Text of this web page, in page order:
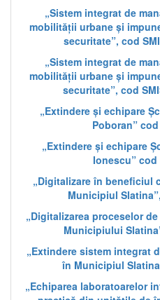
„Sistem integrat de
mobilității urbane și
securitate”, cod
„Sistem integrat de
mobilității urbane și
securitate”, cod
„Extindere și echipare
Poboran”
„Extindere și echipare
Ionescu” cod
„Digitalizare în beneficiul
Municipiul
„Digitalizarea proceselor
Municipiului
„Extindere sistem integrat
în Municipiul
„Echiparea laboratoarelor